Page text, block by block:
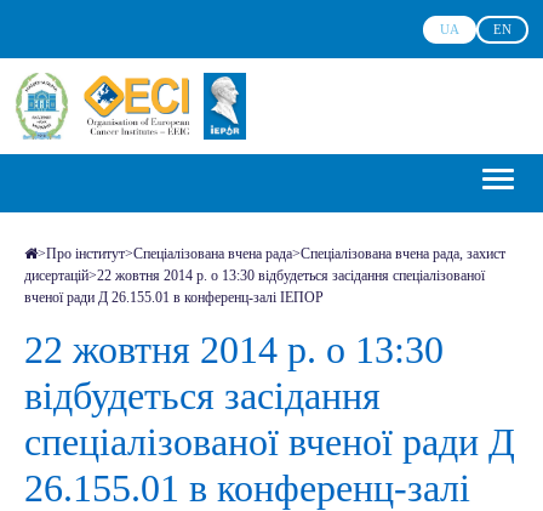
UA EN
>Про інститут>Спеціалізована вчена рада>Спеціалізована вчена рада, захист
дисертацій>22 жовтня 2014 р. о 13:30 відбудеться засідання спеціалізованої
вченої ради Д 26.155.01 в конференц-залі ІЕПОР
22 жовтня 2014 р. о 13:30
відбудеться засідання
спеціалізованої вченої ради Д
26.155.01 в конференц-залі